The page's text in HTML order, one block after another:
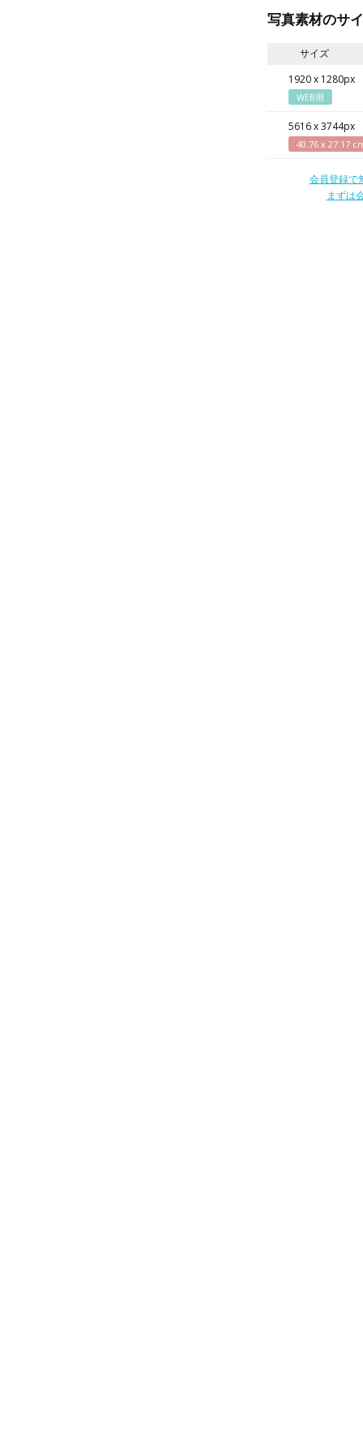
写真素材のサ
サイズ
1920 x 1280px
WEB用
5616 x 3744px
40.76 x 27.17
会員登録で
まずは